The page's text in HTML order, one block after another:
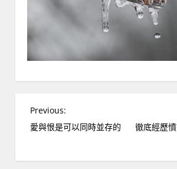
文
章
覽
Previous:
愛與恨是可以同時並存的
徹底經歷